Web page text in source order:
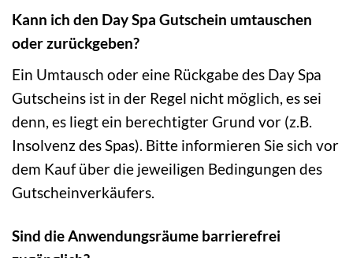
Kann ich den Day Spa Gutschein umtauschen
oder zurückgeben?
Ein Umtausch oder eine Rückgabe des Day Spa
Gutscheins ist in der Regel nicht möglich, es sei
denn, es liegt ein berechtigter Grund vor (z.B.
Insolvenz des Spas). Bitte informieren Sie sich vor
dem Kauf über die jeweiligen Bedingungen des
Gutscheinverkäufers.
Sind die Anwendungsräume barrierefrei